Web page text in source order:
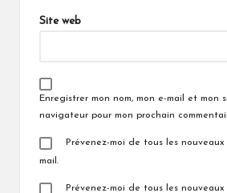
Site web
Enregistrer mon nom, mon e-mail et mon
navigateur pour mon prochain
Prévenez-moi de tous les
mail.
Prévenez-moi de tous les